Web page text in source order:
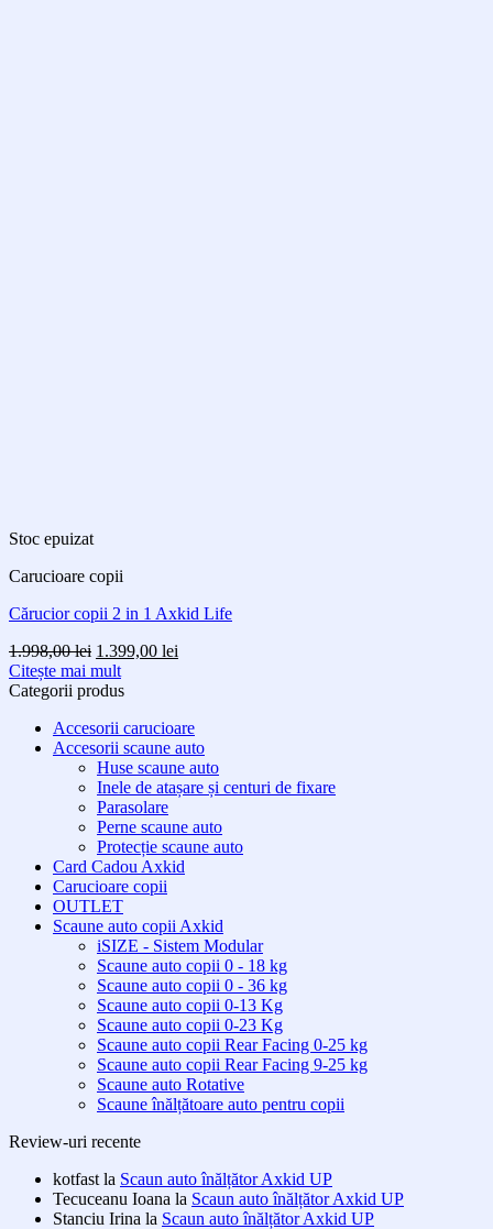
Stoc epuizat
Carucioare copii
Cărucior copii 2 in 1 Axkid Life
1.998,00lei Prețul
inițial
a
1.998,00 lei.
1.399,00 lei
Citește mai mult
Categorii produs
Accesorii carucioare
Accesorii scaune auto
Huse scaune auto
Inele de atașare și centuri de fixare
Parasolare
Perne scaune auto
Protecție scaune auto
Card Cadou Axkid
Carucioare copii
OUTLET
Scaune auto copii Axkid
iSIZE - Sistem Modular
Scaune auto copii 0 - 18 kg
Scaune auto copii 0 - 36 kg
Scaune auto copii 0-13 Kg
Scaune auto copii 0-23 Kg
Scaune auto copii Rear Facing 0-25 kg
Scaune auto copii Rear Facing 9-25 kg
Scaune auto Rotative
Scaune înălțătoare auto pentru copii
Review-uri recente
kotfast la Scaun auto înălțător Axkid UP
Tecuceanu Ioana la Scaun auto înălțător Axkid UP
Stanciu Irina la Scaun auto înălțător Axkid UP